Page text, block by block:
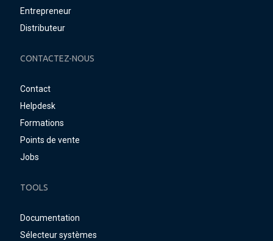
Entrepreneur
Distributeur
CONTACTEZ-NOUS
Contact
Helpdesk
Formations
Points de vente
Jobs
TOOLS
Documentation
Sélecteur systèmes